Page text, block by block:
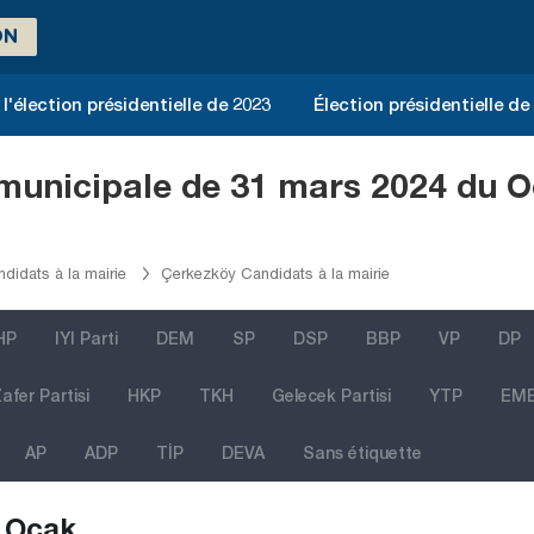
présidentielle de 2023 Élection présidentielle de
de 31 mars 2024 du
à la mairie Çerkezköy Candidats à la mairie
IYI Parti DEM SP DSP BBP VP DP
Partisi HKP TKH Gelecek Partisi YTP
AP ADP TİP DEVA Sans étiquette